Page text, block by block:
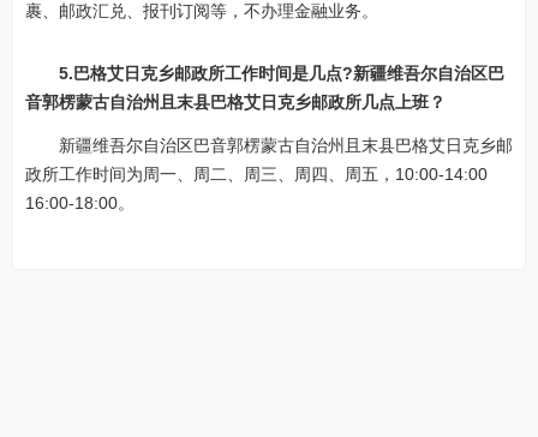
裹、邮政汇兑、报刊订阅等，不办理金融业务。
5.巴格艾日克乡邮政所工作时间是几点?新疆维吾尔自治区巴
音郭楞蒙古自治州且末县巴格艾日克乡邮政所几点上班？
新疆维吾尔自治区巴音郭楞蒙古自治州且末县巴格艾日克乡邮
政所工作时间为周一、周二、周三、周四、周五，10:00-14:00
16:00-18:00。